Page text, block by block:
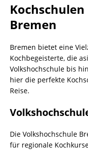
Bremen
Bremen bietet eine
Kochbegeisterte, die
Volkshochschule bis
hier die perfekte
Reise.
Die Volkshochschule
für regionale